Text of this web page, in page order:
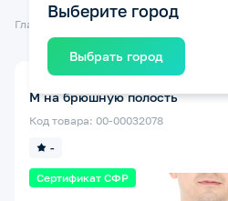
Выберите город
Выбрать город
Главная Ортопедические изделия
Сертификат СФР
-
Код товара: 00-00032078
M на брюшную полость